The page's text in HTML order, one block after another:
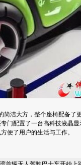
洁大方，整个座椅配备了
门配置了一台高科技液晶
便了用户的生活与工作。